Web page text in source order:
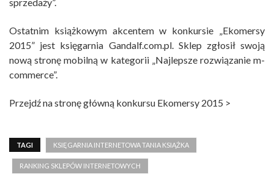
Ostatnim książkowym akcentem w konkursie „Ekomersy
2015” jest księgarnia Gandalf.com.pl. Sklep zgłosił swoją
nową stronę mobilną w kategorii „Najlepsze rozwiązanie m-
commerce”.
Przejdź na stronę główną konkursu Ekomersy 2015 >
TAGI KSIĘGARNIA INTERNETOWA TANIA KSIĄŻKA
RANKING SKLEPÓW INTERNETOWYCH